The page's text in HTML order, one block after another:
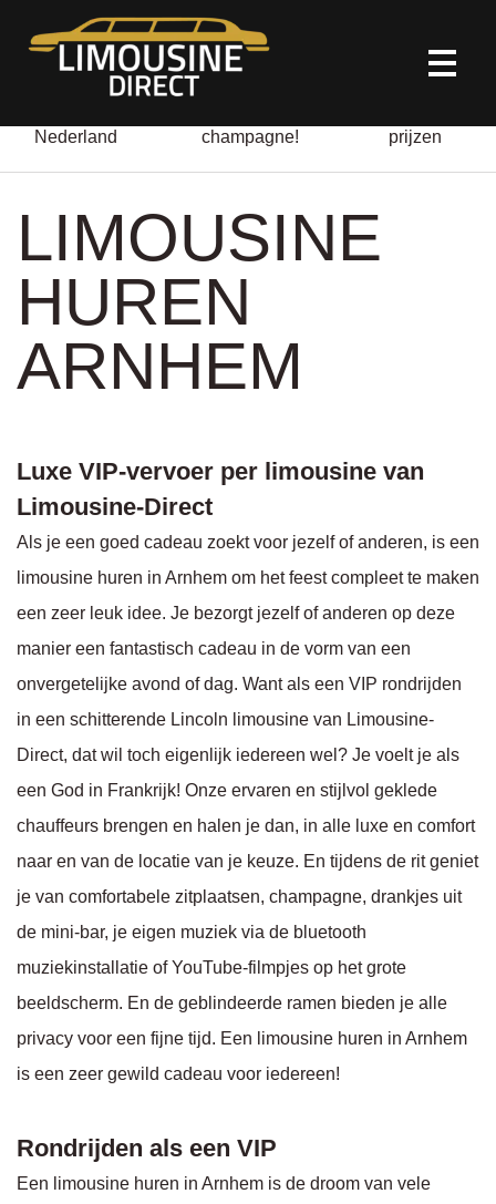
ONZE DIENSTEN
OVER ONS
CONTACT
Door heel
Nederland
champagne!
prijzen
LIMOUSINE
HUREN
ARNHEM
Luxe VIP-vervoer per limousine van
Limousine-Direct
Als je een goed cadeau zoekt voor jezelf of anderen, is een
limousine huren in Arnhem om het feest compleet te maken
een zeer leuk idee. Je bezorgt jezelf of anderen op deze
manier een fantastisch cadeau in de vorm van een
onvergetelijke avond of dag. Want als een VIP rondrijden
in een schitterende Lincoln limousine van Limousine-
Direct, dat wil toch eigenlijk iedereen wel? Je voelt je als
een God in Frankrijk! Onze ervaren en stijlvol geklede
chauffeurs brengen en halen je dan, in alle luxe en comfort
naar en van de locatie van je keuze. En tijdens de rit geniet
je van comfortabele zitplaatsen, champagne, drankjes uit
de mini-bar, je eigen muziek via de bluetooth
muziekinstallatie of YouTube-filmpjes op het grote
beeldscherm. En de geblindeerde ramen bieden je alle
privacy voor een fijne tijd. Een limousine huren in Arnhem
is een zeer gewild cadeau voor iedereen!
Rondrijden als een VIP
Een limousine huren in Arnhem is de droom van vele